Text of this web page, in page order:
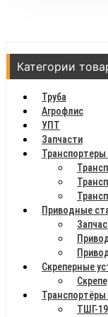
Категории
Труба
Агрофлис
УПТ
Запчасти
Приводные
Скреперные
ТШГ-